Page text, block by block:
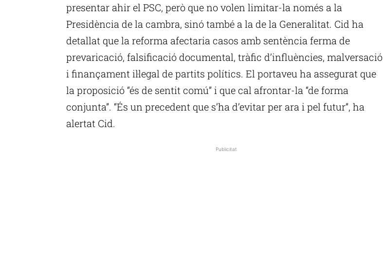
presentar ahir el PSC, però que no volen limitar-la només a la
Presidència de la cambra, sinó també a la de la Generalitat. Cid ha
detallat que la reforma afectaria casos amb sentència ferma de
prevaricació, falsificació documental, tràfic d’influències, malversació
i finançament il·legal de partits polítics. El portaveu ha assegurat que
la proposició “és de sentit comú” i que cal afrontar-la “de forma
conjunta”. “És un precedent que s’ha d’evitar per ara i pel futur”, ha
alertat Cid.
Publicitat